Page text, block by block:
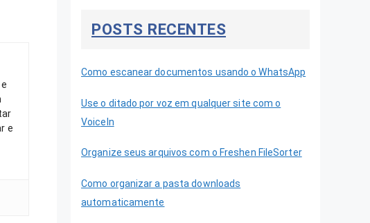
e
e
POSTS RECENTES
Como escanear documentos usando o WhatsApp
Use o ditado por voz em qualquer site com o
VoiceIn
Organize seus arquivos com o Freshen FileSorter
Como organizar a pasta downloads
automaticamente